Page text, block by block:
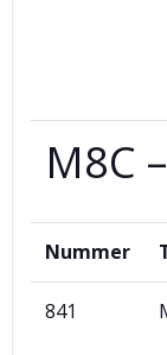
M8C
Nummer
841